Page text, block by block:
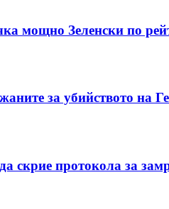
мощно Зеленски по
за убийството на
протокола за